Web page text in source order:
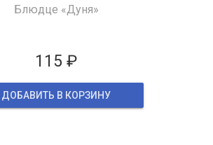
Блюдце «Дуня»
115 ₽
ДОБАВИТЬ В КОРЗИНУ